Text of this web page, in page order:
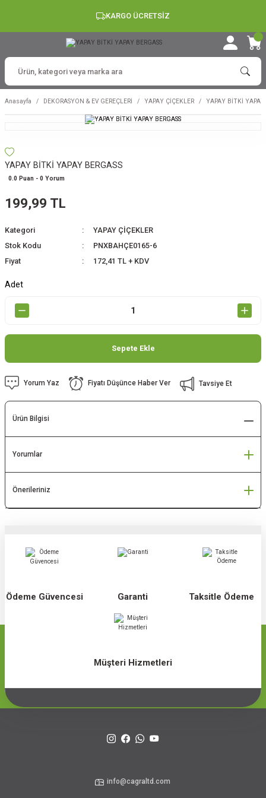
KARGO ÜCRETSİZ
Anasayfa DEKORASYON & EV GEREÇLERİ YAPAY ÇİÇEKLER YAPAY BİTKİ YAPAY
YAPAY BİTKİ YAPAY BERGASS
0.0 Puan - 0 Yorum
199,99 TL
Kategori
YAPAY ÇİÇEKLER
Stok Kodu
PNXBAHÇE0165-6
Fiyat
172,41 TL + KDV
Adet
Sepete Ekle
Yorum Yaz Fiyatı Düşünce Haber Ver Tavsiye Et
Ürün Bilgisi
Yorumlar
Önerileriniz
Ödeme Güvencesi Garanti Taksitle Ödeme
Müşteri Hizmetleri
info@cagraltd.com